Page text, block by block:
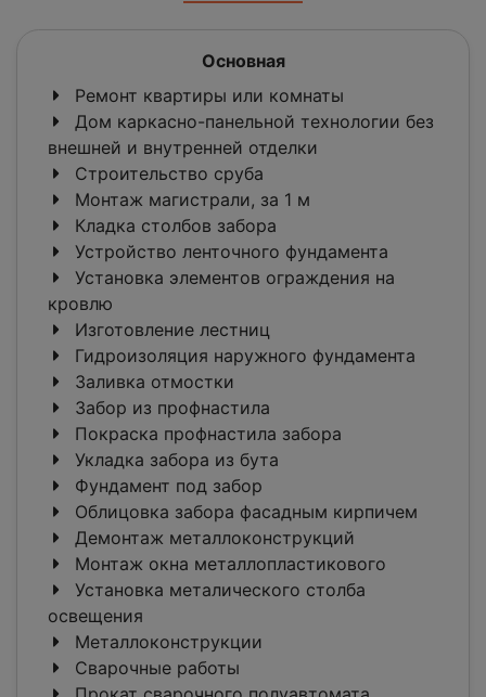
Основная
Ремонт квартиры или комнаты
Дом каркасно-панельной технологии без
внешней и внутренней отделки
Строительство сруба
Монтаж магистрали, за 1 м
Кладка столбов забора
Устройство ленточного фундамента
Установка элементов ограждения на
кровлю
Изготовление лестниц
Гидроизоляция наружного фундамента
Заливка отмостки
Забор из профнастила
Покраска профнастила забора
Укладка забора из бута
Фундамент под забор
Облицовка забора фасадным кирпичем
Демонтаж металлоконструкций
Монтаж окна металлопластикового
Установка металического столба
освещения
Металлоконструкции
Сварочные работы